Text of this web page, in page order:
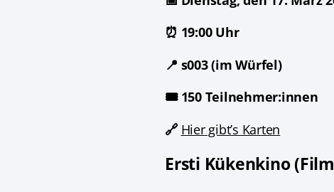
⏰ 19:00 Uhr
📍 s003 (im Würfel)
🎟️ 150 Teilnehmer:innen
🔗 Hier gibt’s Karten
Ersti Kükenkino